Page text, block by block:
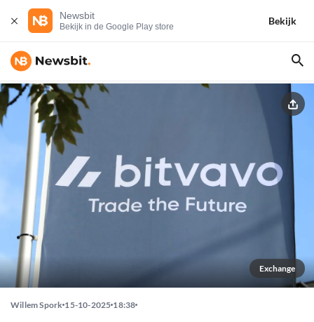
Newsbit
Bekijk in de Google Play store
Bekijk
Exchange
Willem Spork 15-10-2025 18:38